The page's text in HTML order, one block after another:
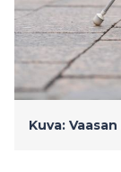
Kuva: